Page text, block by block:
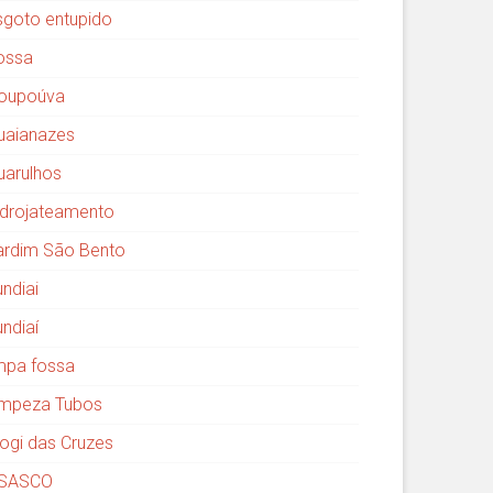
entupido
São Bento
fossa
Tubos
das Cruzes